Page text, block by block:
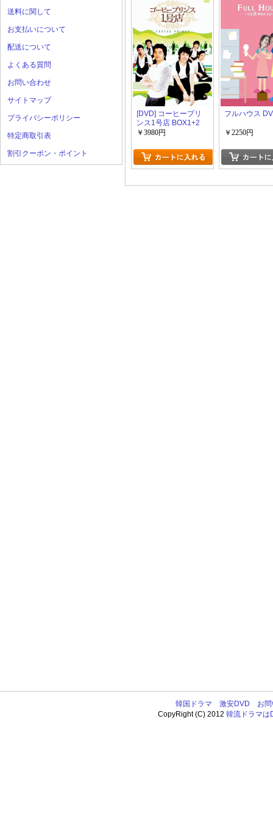
送料に関して
お支払いについて
配送について
よくある質問
お問い合わせ
サイトマップ
プライバシーポリシー
特定商取引表
割引クーポン・ポイント
[DVD] コーヒープリ
ンス1号店 BOX1+2
￥3980円
フルハウス
￥2250円
韓国ドラマ 激安DVD
お
CopyRight (C) 2012韓流ドラマは